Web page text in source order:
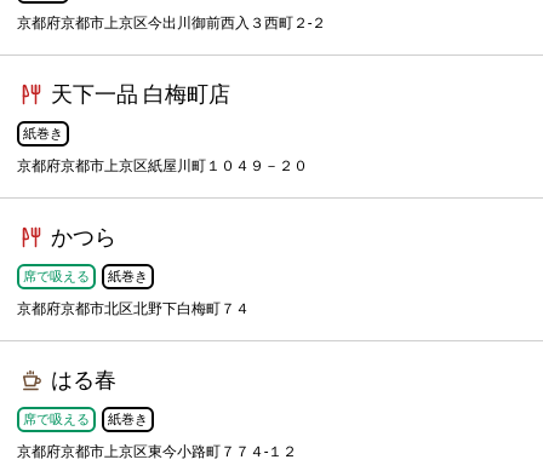
京都府京都市上京区今出川御前西入３西町２-２
天下一品 白梅町店
紙巻き
京都府京都市上京区紙屋川町１０４９－２０
かつら
席で吸える 紙巻き
京都府京都市北区北野下白梅町７４
はる春
席で吸える 紙巻き
京都府京都市上京区東今小路町７７４-１２